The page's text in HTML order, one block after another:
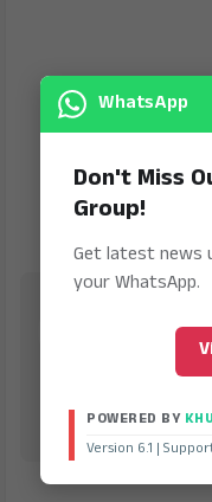
is Digital
From
Education,
WhatsApp
Don't Miss
Group!
Get latest news
your WhatsApp.
POWERED BY
Version 6.1 |